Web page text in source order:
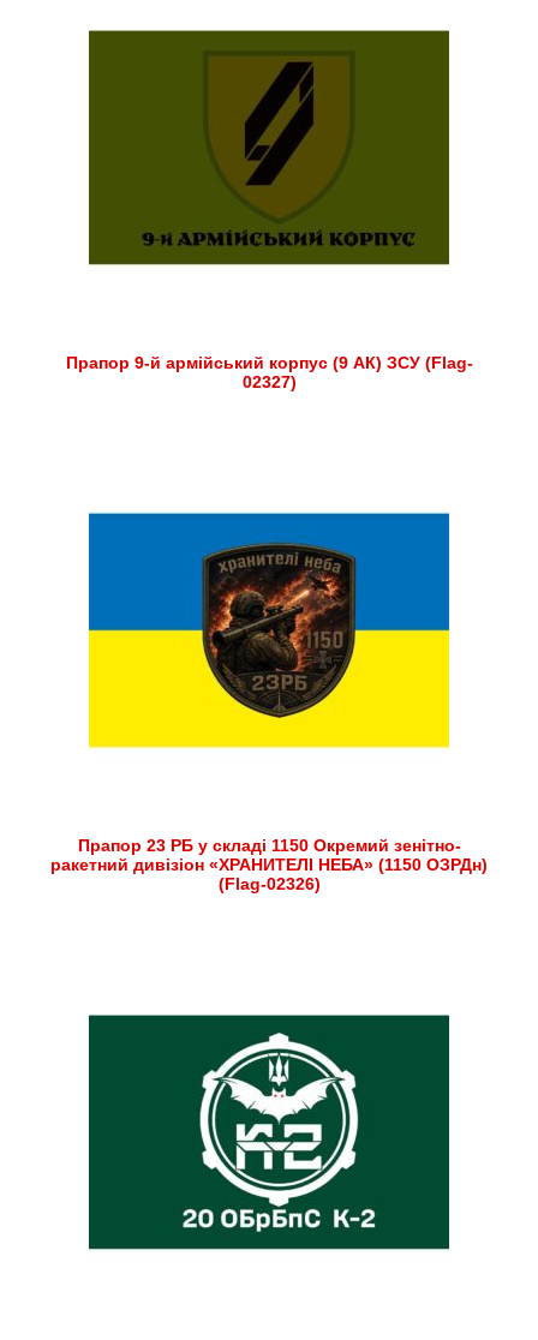
Прапор 9-й армійський корпус (9 АК) ЗСУ (Flag-
02327)
Прапор 23 РБ у складі 1150 Окремий зенітно-
ракетний дивізіон «ХРАНИТЕЛІ НЕБА» (1150 ОЗРДн)
(Flag-02326)